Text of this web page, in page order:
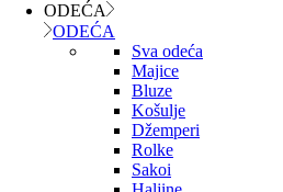
ODEĆA
ODEĆA
Sva odeća
Majice
Bluze
Košulje
Džemperi
Rolke
Sakoi